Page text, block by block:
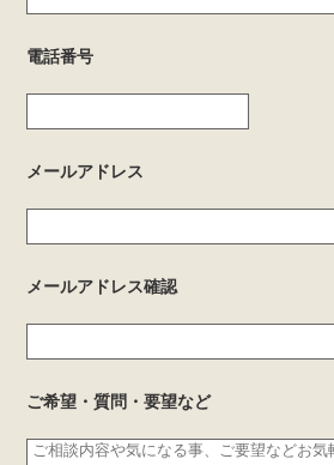
電話番号
メールアドレス
メールアドレス確認
ご希望・質問・要望など